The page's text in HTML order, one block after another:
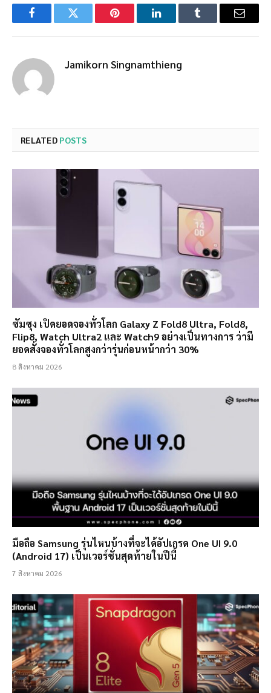
FacebookTwitter Pinterest LinkedInTumblr Email
Jamikorn Singnamthieng
RELATED POSTS
ซัมซุง เปิดยอดจองทั่วโลก Galaxy Z Fold8 Ultra, Fold8,
Flip8, Watch Ultra2 และ Watch9 อย่างเป็นทางการ ว่ามี
ยอดสั่งจองทั่วโลกสูงกว่ารุ่นก่อนหน้ากว่า 30%
8 สิงหาคม 2026
มือถือ Samsung รุ่นไหนบ้างที่จะได้อัปเกรด One UI 9.0
(Android 17) เป็นเวอร์ชั่นสุดท้ายในปีนี้
7 สิงหาคม 2026